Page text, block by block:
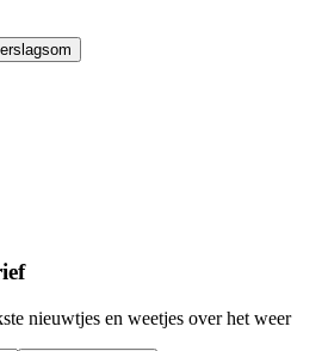
nieuwtjes en weetjes over het weer